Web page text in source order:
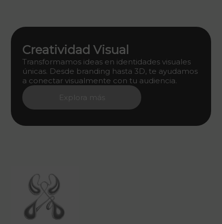
Creatividad Visual
Transformamos ideas en identidades visuales
únicas. Desde branding hasta 3D, te ayudamos
a conectar visualmente con tu audiencia.
Explora más